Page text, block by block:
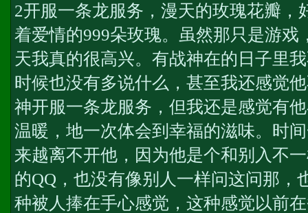
2开服一条龙服务 ，漫天的玫瑰花瓣
着爱情的999朵玫瑰。虽然那只是游戏
天我真的很高兴。有战神在的日子里
时候也没有多说什么，甚至我还感觉
神开服一条龙服务 ，但我还是感觉有
温暖，地一次体会到幸福的滋味。时
来越离不开他，因为他是个和别入不
的QQ，也没有像别人一样问这问那，
种被人捧在手心感觉，这种感觉以前